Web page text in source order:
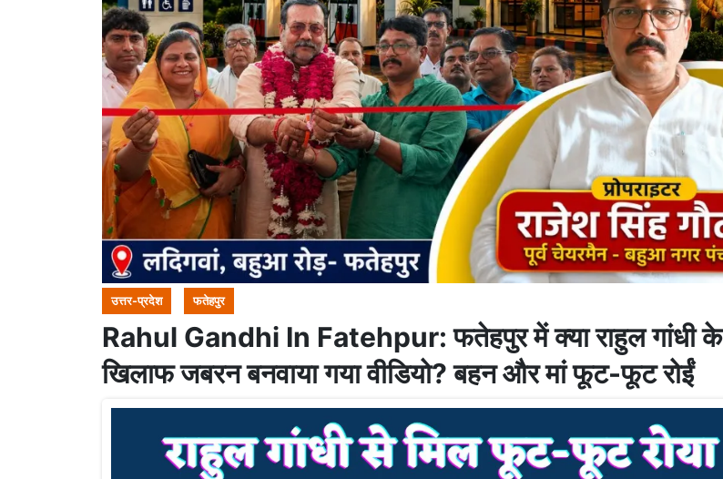
उत्तर-प्रदेश फतेहपुर
Rahul Gandhi In Fatehpur: फतेहपुर में क्या राहुल गांधी के
खिलाफ जबरन बनवाया गया वीडियो? बहन और मां फूट-फूट रोईं